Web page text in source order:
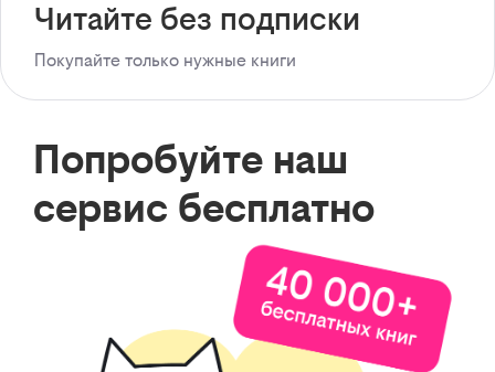
Читайте без подписки
Покупайте только нужные книги
Попробуйте наш
сервис бесплатно